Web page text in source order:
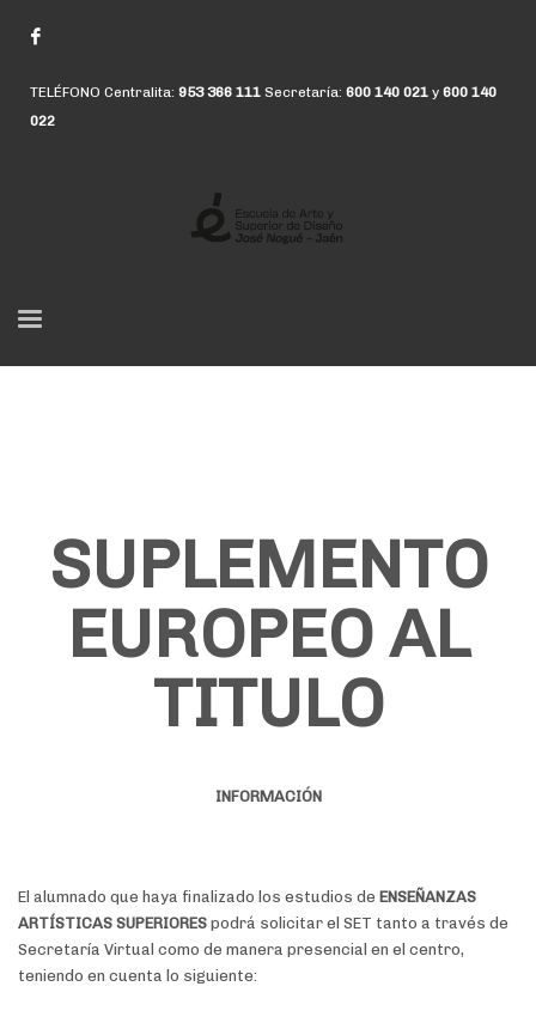
TELÉFONO Centralita: 953 366 111 Secretaría: 600 140 021 y 600 140
022
SUPLEMENTO
EUROPEO AL
TITULO
INFORMACIÓN
El alumnado que haya finalizado los estudios de ENSEÑANZAS
ARTÍSTICAS SUPERIORES podrá solicitar el SET tanto a través de
Secretaría Virtual como de manera presencial en el centro,
teniendo en cuenta lo siguiente: